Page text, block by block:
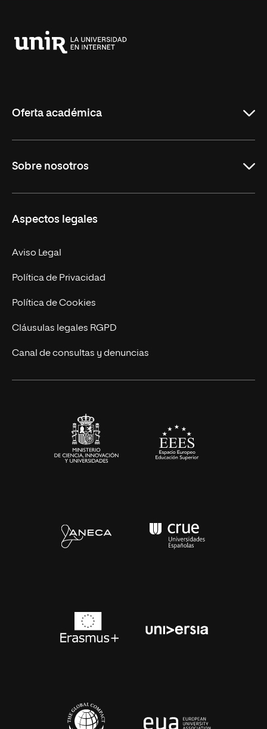
Oferta académica
Másteres Oficiales
Doctorados
Experto Universitario
Postgrados
Cursos Universitarios
Sobre nosotros
Facultades
Nuestro Equipo
Trabaja en UNIR
Actualidad
UNIR Revista
Eventos
Aspectos legales
Aviso Legal
Política de Privacidad
Política de Cookies
Cláusulas legales RGPD
Canal de consultas y denuncias